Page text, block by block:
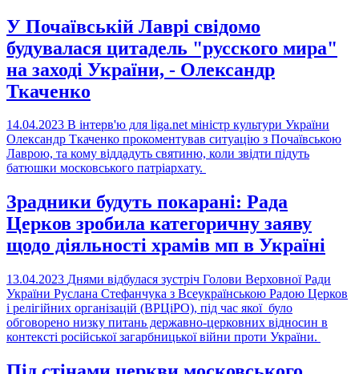
У Почаївській Лаврі свідомо
будувалася цитадель "русского мира"
на заході України, - Олександр
Ткаченко
14.04.2023 В інтерв'ю для liga.net міністр культури України
Олександр Ткаченко прокоментував ситуацію з Почаївською
Лаврою, та кому віддадуть святиню, коли звідти підуть
батюшки московського патріархату.
Зрадники будуть покарані: Рада
Церков зробила категоричну заяву
щодо діяльності храмів мп в Україні
13.04.2023 Днями відбулася зустріч Голови Верховної Ради
України Руслана Стефанчука з Всеукраїнською Радою Церков
і релігійних організацій (ВРЦіРО), під час якої було
обговорено низку питань державно-церковних відносин в
контексті російської загарбницької війни проти України.